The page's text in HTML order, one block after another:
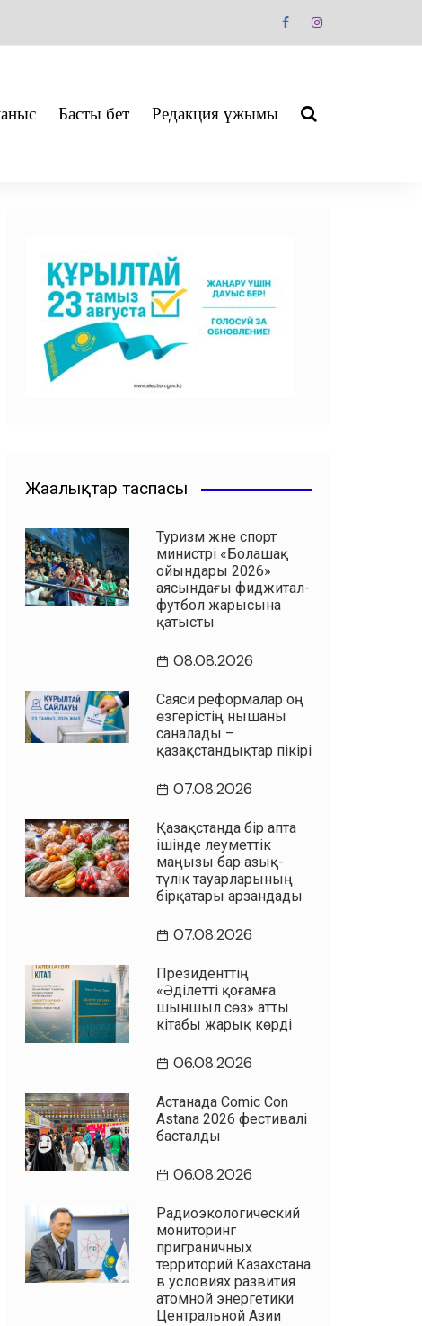
Басты бет Редакция ұжымы
Жаңалықтар таспасы
Туризм және спорт
министрі «Болашақ
ойындары 2026»
аясындағы фиджитал-
футбол жарысына
қатысты
08.08.2026
Саяси реформалар оң
өзгерістің нышаны
саналады –
қазақстандықтар пікірі
07.08.2026
Қазақстанда бір апта
ішінде әлеуметтік
маңызы бар азық-
түлік тауарларының
бірқатары арзандады
07.08.2026
Президенттің
«Әділетті қоғамға
шыншыл сөз» атты
кітабы жарық көрді
06.08.2026
Астанада Comic Con
Astana 2026 фестивалі
басталды
06.08.2026
Радиоэкологический
мониторинг
приграничных
территорий Казахстана
в условиях развития
атомной энергетики
Центральной Азии